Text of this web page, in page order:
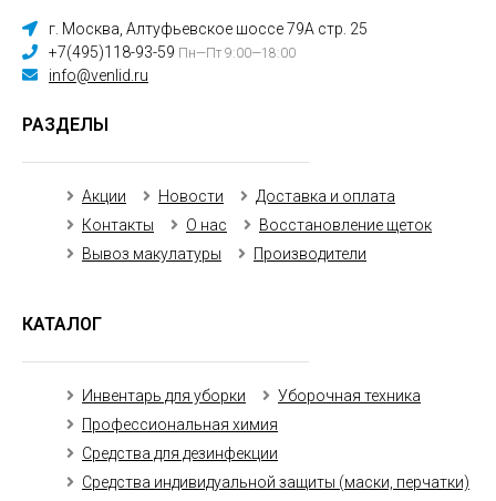
г. Москва, Алтуфьевское шоссе 79А стр. 25
+7(495)118-93-59 Пн—Пт 9:00—18:00
info@venlid.ru
РАЗДЕЛЫ
Акции Новости
Доставка и оплата
Контакты
О нас
Восстановление щеток
Вывоз макулатуры
Производители
КАТАЛОГ
Инвентарь для уборки
Уборочная техника
Профессиональная химия
Средства для дезинфекции
Средства индивидуальной защиты (маски, перчатки)